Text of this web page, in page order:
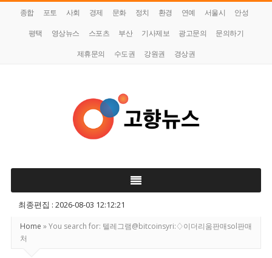
종합 포토 사회 경제 문화 정치 환경 연예 서울시
안성
평택
영상뉴스 스포츠 부산 기사제보 광고문의
문의하기
제휴문의
수도권 강원권 경상권
향
뉴
스
최종편집 : 2026-08-03 12:12:21
Home »You search for: 텔레그램@bitcoinsyri:♢이더리움판매sol판매
처